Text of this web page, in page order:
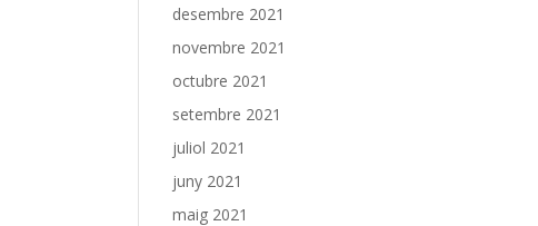
desembre 2021
novembre 2021
octubre 2021
setembre 2021
juliol 2021
juny 2021
maig 2021